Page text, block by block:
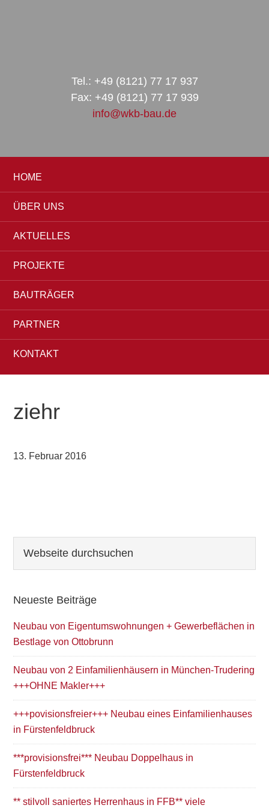
Tel.: +49 (8121) 77 17 937
Fax: +49 (8121) 77 17 939
info@wkb-bau.de
HOME
ÜBER UNS
AKTUELLES
PROJEKTE
BAUTRÄGER
PARTNER
KONTAKT
ziehr
13. Februar 2016
Seitenspalte
durchsuchen
Neueste Beiträge
Neubau von Eigentumswohnungen + Gewerbeflächen in
Bestlage von Ottobrunn
Neubau von 2 Einfamilienhäusern in München-Trudering
+++OHNE Makler+++
+++povisionsfreier+++ Neubau eines Einfamilienhauses
in Fürstenfeldbruck
***provisionsfrei*** Neubau Doppelhaus in
Fürstenfeldbruck
** stilvoll saniertes Herrenhaus in FFB** viele